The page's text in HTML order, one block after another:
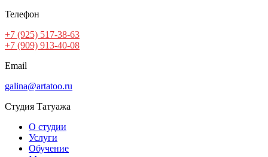
Телефон
+7 (925) 517-38-63
+7 (909) 913-40-08
Email
galina@artatoo.ru
Студия Татуажа
О студии
Услуги
Обучение